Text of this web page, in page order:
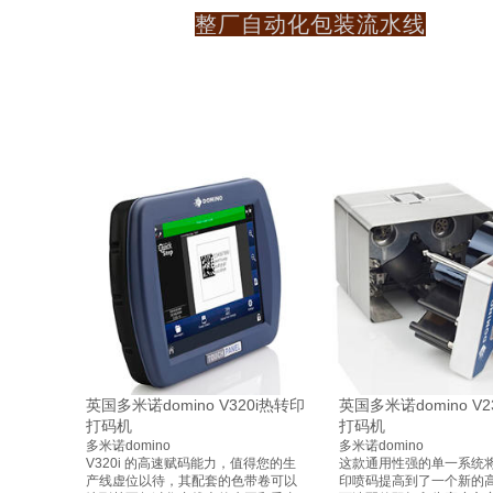
整厂自动化包装流水线
英国多米诺domino V320i热转印
打码机
多米诺domino
V320i 的高速赋码能力，值得您的生
产线虚位以待，其配套的色带卷可以
英国多米诺domino
打码机
多米诺domino
这款通用性强的单一系统
印喷码提高到了一个新的